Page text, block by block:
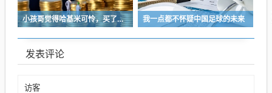
小孩哥觉得哈基米可怜，买了火腿肠喂哈基米，结果哈基米直接叼走他的鹦鹉… 我一点都不怀疑中国足球的未来
发表评论